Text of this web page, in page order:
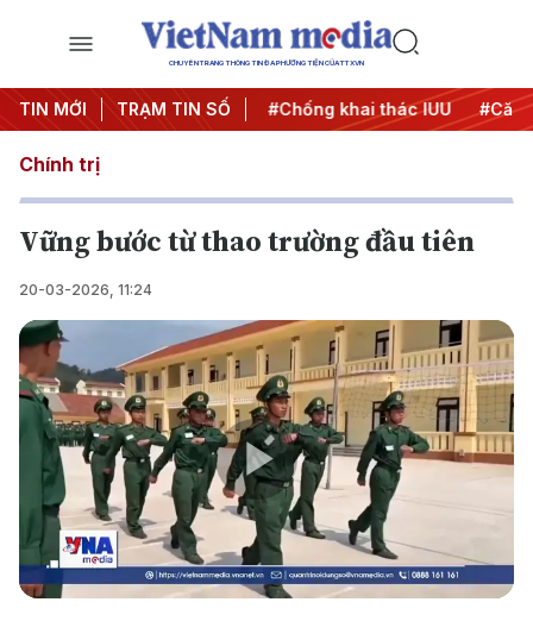
CHUYÊN TRANG THÔNG TIN ĐA PHƯƠNG TIỆN CỦA TTXVN
TIN MỚI TRẠM TIN SỐ
#Chiến dịch 500 ngày đêm #Chống khai thác IUU
Chính trị
Vững bước từ thao trường đầu tiên
20-03-2026, 11:24
Play
Video